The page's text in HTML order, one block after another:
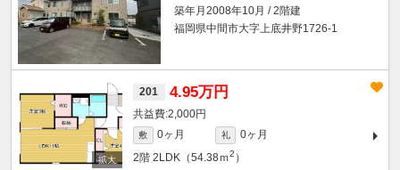
築年月2008年10月 / 2階建
福岡県中間市大字上底井野1726-1
201 4.95万円
2,000円
敷 0ヶ月 礼
0ヶ月
2階 2LDK（54.38ｍ2 ）